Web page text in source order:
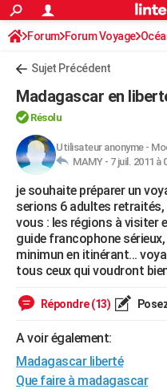
ACTUALITÉS
Politique
Société
Faits Divers
Education
Monde
Villes
+
Programme TV
TNTStreaming
Cinéma
Sorties cinéma
Musique
+FINANCE
Retraite
Impôts
Epargne
Immobilier
Risques naturels par ville
Banque
Assurance
Crédit
AUTO
Essais
Réserver un essai
Citadines
Berlines
SUV
Forum auto
Mobiles
Meilleur smartphone
Internet
Ordinateurs
Jeux vidéo
Guide high-tech
+BRICOLAGE
Forum
Aménagement intérieur
Extérieur
Cuisine
Salle de bains
Jardinage
Rangement
WEEK-END
Guides de France
Escapades
Patrimoine
Expositions
Musées
Week-end nature
+
Art de vivre
Bien-être
Loisirs
Mode
Modes de vie
SANTE
Alimentation
Guide de la santé
Maladies
Médicaments
Sommeil
VOYAGE
Destinations
City break
Voyage nature
Voyage de noces
Forum
Climat
+PHOTO
Forum Forum Voyage
Sujet Précédent
Madagascar en
Résolu
Utilisateur anonyme-
MAMY - 7 juil. 2011 à
je souhaite préparer un
serions 6 adultes
vous : les régions à visiter
guide francophone
minimun en itinérant...
tous ceux qui voudront
Répondre (13)
A voir également:
Madagascar liberté
Que faire à madagascar